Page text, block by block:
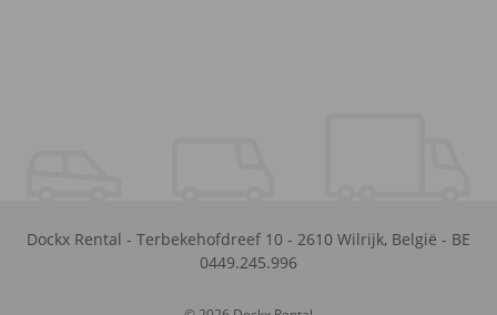
Dockx Rental - Terbekehofdreef 10 - 2610 Wilrijk, België - BE
0449.245.996